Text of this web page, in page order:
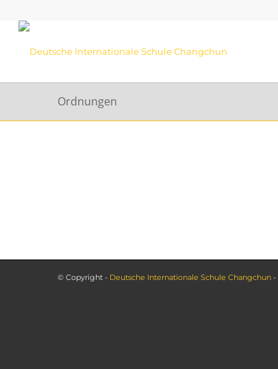
Ordnungen
© Copyright - Deutsche Internationale Schule Changchun-